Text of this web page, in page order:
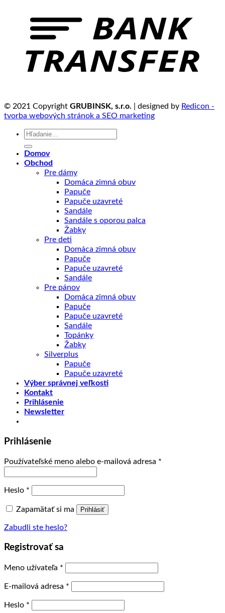
© 2021 Copyright GRUBINSK, s.r.o. | designed by Redicon -
tvorba webových stránok a SEO marketing
Hľadať:
Domov
Obchod
Pre dámy
Domáca zimná obuv
Papuče
Papuče uzavreté
Sandále
Sandále s oporou palca
Žabky
Pre deti
Domáca zimná obuv
Papuče
Papuče uzavreté
Sandále
Pre pánov
Domáca zimná obuv
Papuče
Papuče uzavreté
Sandále
Topánky
Žabky
Silverplus
Papuče
Papuče uzavreté
Výber správnej veľkosti
Kontakt
Prihlásenie
Newsletter
Prihlásenie
Používateľské meno alebo e-mailová adresa *
Heslo *
Zapamätať si ma Prihlásiť
Zabudli ste heslo?
Registrovať sa
Meno užívateľa *
E-mailová adresa *
Heslo *